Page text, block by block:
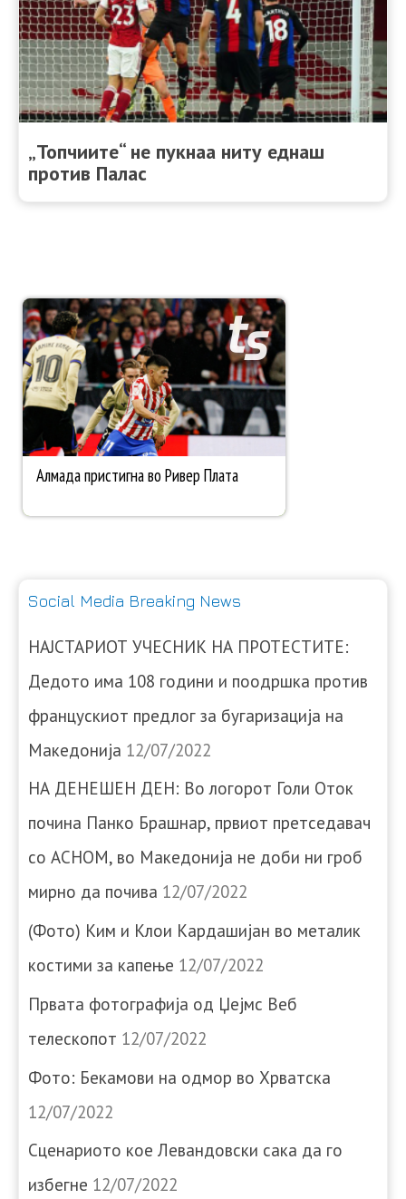
„Топчиите“ не пукнаа ниту еднаш
против Палас
Social Media Breaking News
НАЈСТАРИОТ УЧЕСНИК НА ПРОТЕСТИТЕ:
Дедото има 108 години и поодршка против
францускиот предлог за бугаризација на
Македонија 12/07/2022
НА ДЕНЕШЕН ДЕН: Во логорот Голи Оток
почина Панко Брашнар, првиот претседавач
со АСНОМ, во Македонија не доби ни гроб
мирно да почива 12/07/2022
(Фото) Ким и Клои Кардашијан во металик
костими за капење 12/07/2022
Првата фотографија од Џејмс Веб
телескопот 12/07/2022
Фото: Бекамови на одмор во Хрватска
12/07/2022
Сценариото кое Левандовски сака да го
избегне 12/07/2022